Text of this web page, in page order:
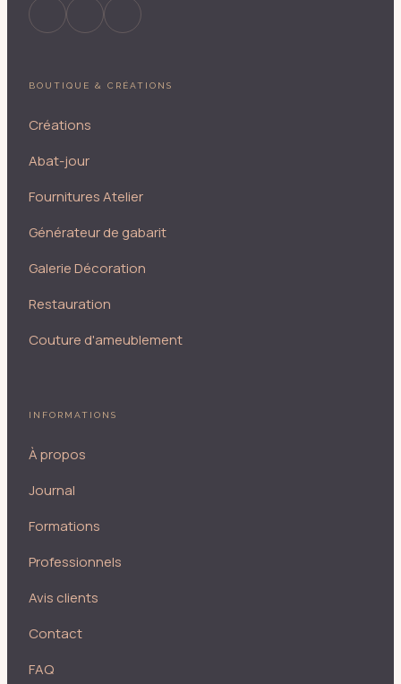
BOUTIQUE & CRÉATIONS
Créations
Abat-jour
Fournitures Atelier
Générateur de gabarit
Galerie Décoration
Restauration
Couture d'ameublement
INFORMATIONS
À propos
Journal
Formations
Professionnels
Avis clients
Contact
FAQ